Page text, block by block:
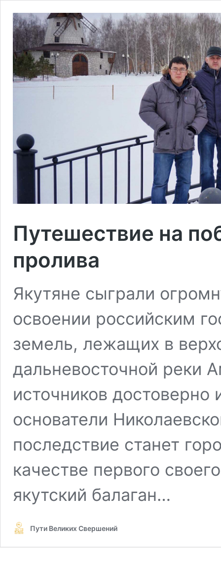
Путешествие на
пролива
Якутяне сыграли
освоении российским
земель, лежащих в
дальневосточной реки
источников достоверно
основатели
последствие станет
качестве первого
якутский балаган…
Пути Великих Свершений